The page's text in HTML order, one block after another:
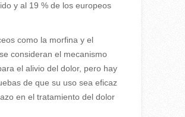
y al 19 % de los europeos
como la morfina y el
consideran el mecanismo
el alivio del dolor, pero hay
de que su uso sea eficaz
en el tratamiento del dolor